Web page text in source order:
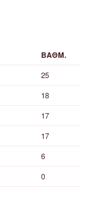
ΒΑΘΜ.
25
18
17
17
6
0